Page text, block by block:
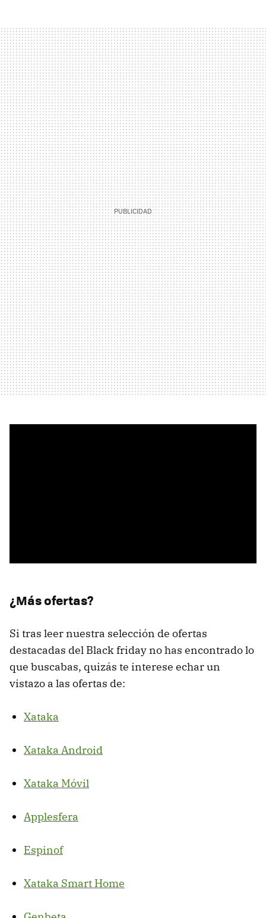
¿Más ofertas?
Si tras leer nuestra selección de ofertas
destacadas del Black friday no has encontrado lo
que buscabas, quizás te interese echar un
vistazo a las ofertas de:
Xataka
Xataka Android
Xataka Móvil
Applesfera
Espinof
Xataka Smart Home